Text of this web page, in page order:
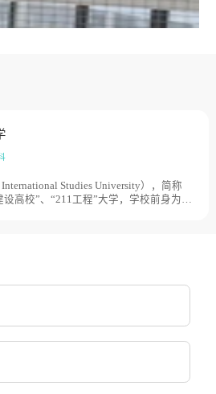
Studies University），简称
高校”、“211工程”大学，学校前身为华
语大学。目前学校总体占地面积1121